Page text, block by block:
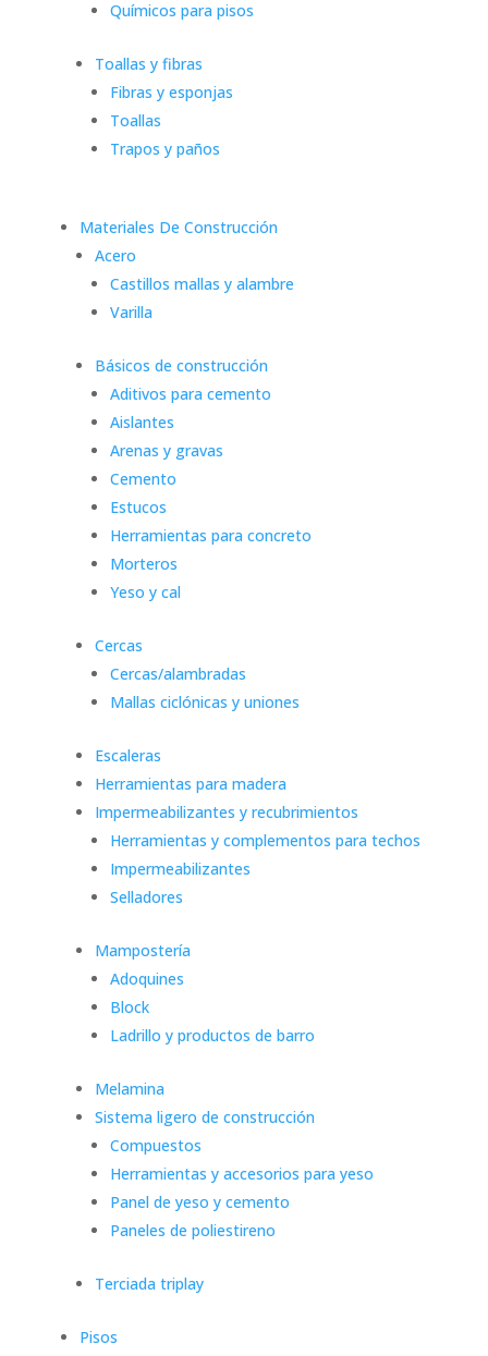
Químicos para pisos
Toallas y fibras
Fibras y esponjas
Toallas
Trapos y paños
Materiales De Construcción
Acero
Castillos mallas y alambre
Varilla
Básicos de construcción
Aditivos para cemento
Aislantes
Arenas y gravas
Cemento
Estucos
Herramientas para concreto
Morteros
Yeso y cal
Cercas
Cercas/alambradas
Mallas ciclónicas y uniones
Escaleras
Herramientas para madera
Impermeabilizantes y recubrimientos
Herramientas y complementos para techos
Impermeabilizantes
Selladores
Mampostería
Adoquines
Block
Ladrillo y productos de barro
Melamina
Sistema ligero de construcción
Compuestos
Herramientas y accesorios para yeso
Panel de yeso y cemento
Paneles de poliestireno
Terciada triplay
Pisos